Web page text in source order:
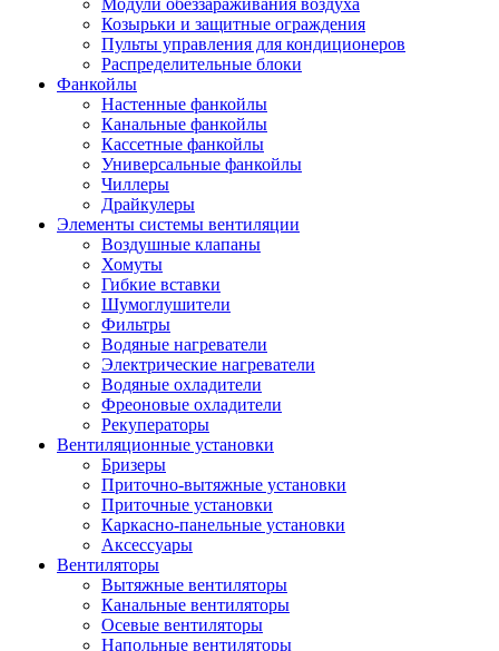
Модули обеззараживания воздуха
Козырьки и защитные ограждения
Пульты управления для кондиционеров
Распределительные блоки
Фанкойлы
Настенные фанкойлы
Канальные фанкойлы
Кассетные фанкойлы
Универсальные фанкойлы
Чиллеры
Драйкулеры
Элементы системы вентиляции
Воздушные клапаны
Хомуты
Гибкие вставки
Шумоглушители
Фильтры
Водяные нагреватели
Электрические нагреватели
Водяные охладители
Фреоновые охладители
Рекуператоры
Вентиляционные установки
Бризеры
Приточно-вытяжные установки
Приточные установки
Каркасно-панельные установки
Аксессуары
Вентиляторы
Вытяжные вентиляторы
Канальные вентиляторы
Осевые вентиляторы
Напольные вентиляторы